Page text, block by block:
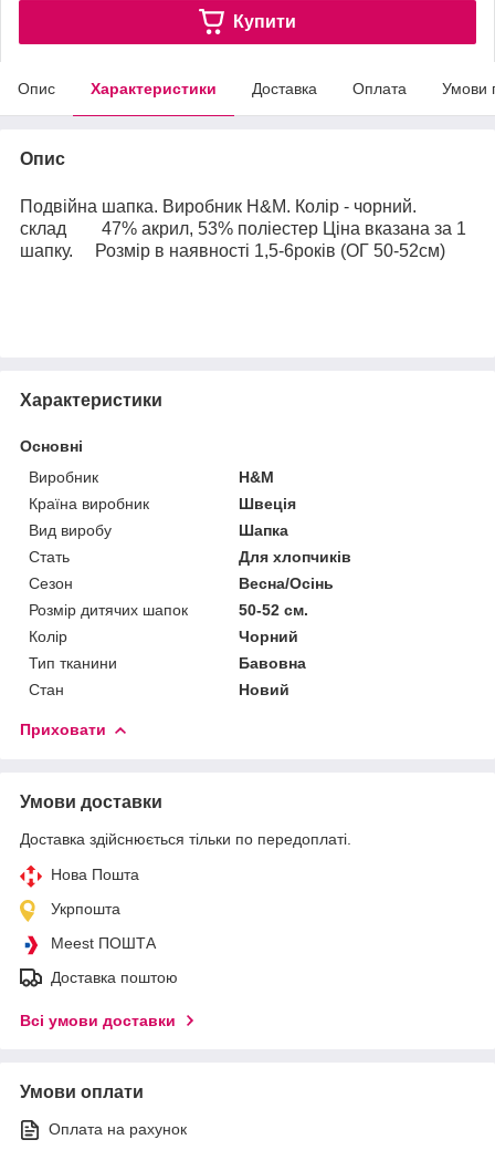
Купити
Опис Характеристики Доставка Оплата Умови
Опис
Подвійна шапка. Виробник H&M. Колір - чорний.
склад 47% акрил, 53% поліестер Ціна вказана за 1
шапку. Розмір в наявності 1,5-6років (ОГ 50-52см)
Характеристики
Основні
Виробник
H&M
Країна виробник
Швеція
Вид виробу
Шапка
Стать
Для хлопчиків
Сезон
Весна/Осінь
Розмір дитячих шапок
50-52 см.
Колір
Чорний
Тип тканини
Бавовна
Стан
Новий
Приховати
Умови доставки
Доставка здійснюється тільки по передоплаті.
Нова Пошта
Укрпошта
Meest ПОШТА
Доставка поштою
Всі умови доставки
Умови оплати
Оплата на рахунок